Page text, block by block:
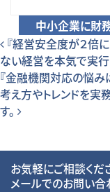
中小企業に財
投稿ナビゲ
『経営安全度が２倍
ない経営を本気で実行
『金融機関対応の悩
考え方やトレンドを
す。
お気軽にご相談くだ
メールでのお問い合